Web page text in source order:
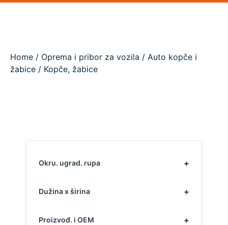
Home / Oprema i pribor za vozila / Auto kopče i
žabice / Kopče, žabice
Okru. ugrad. rupa
Dužina x širina
Proizvođ. i OEM